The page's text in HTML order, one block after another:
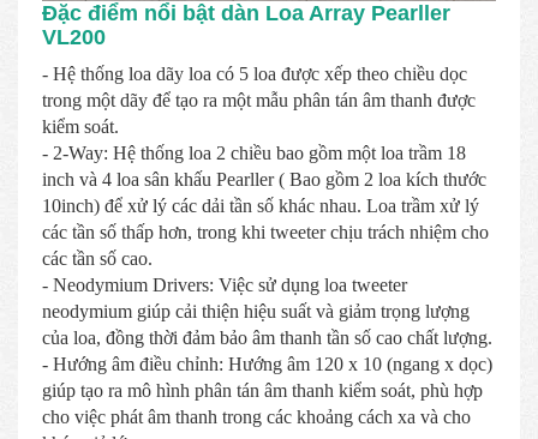
Đặc điểm nổi bật dàn Loa Array Pearller
VL200
- Hệ thống loa dãy loa có 5 loa được xếp theo chiều dọc
trong một dãy để tạo ra một mẫu phân tán âm thanh được
kiểm soát.
- 2-Way: Hệ thống loa 2 chiều bao gồm một loa trầm 18
inch và 4 loa sân khấu Pearller ( Bao gồm 2 loa kích thước
10inch) để xử lý các dải tần số khác nhau. Loa trầm xử lý
các tần số thấp hơn, trong khi tweeter chịu trách nhiệm cho
các tần số cao.
- Neodymium Drivers: Việc sử dụng loa tweeter
neodymium giúp cải thiện hiệu suất và giảm trọng lượng
của loa, đồng thời đảm bảo âm thanh tần số cao chất lượng.
- Hướng âm điều chỉnh: Hướng âm 120 x 10 (ngang x dọc)
giúp tạo ra mô hình phân tán âm thanh kiểm soát, phù hợp
cho việc phát âm thanh trong các khoảng cách xa và cho